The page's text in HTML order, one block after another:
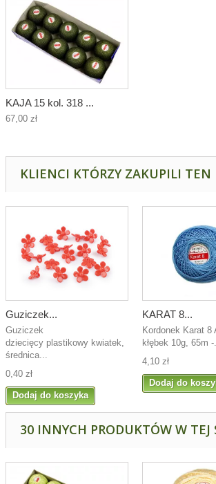
KAJA 15 kol. 318 ...
67,00 zł
KLIENCI KTÓRZY ZAKUPILI
Guziczek...
Guziczek
dziecięcy plastikowy kwiatek,
średnica...
0,40 zł
Dodaj do koszyka
KARAT 8...
Kordonek Karat 8
kłębek 10g, 65m -
4,10 zł
Dodaj do
30 INNYCH PRODUKTÓW W TEJ